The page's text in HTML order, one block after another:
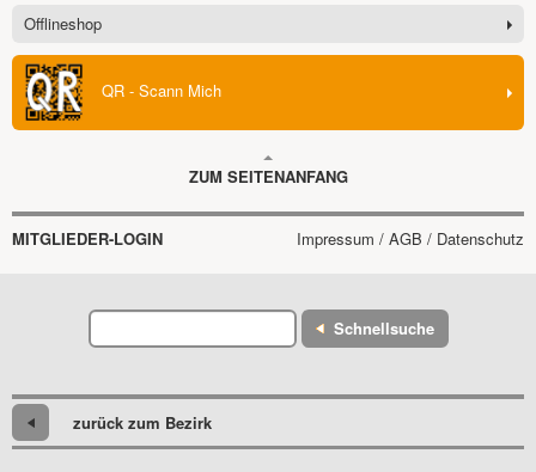
Offlineshop
QR - Scann Mich
ZUM SEITENANFANG
MITGLIEDER-LOGIN Impressum / AGB / Datenschutz
Schnellsuche
zurück zum Bezirk